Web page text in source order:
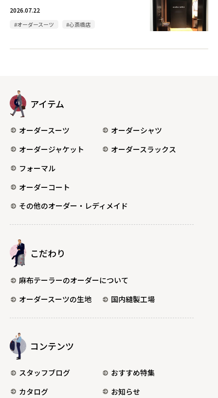
2026.07.22
#オーダースーツ #心斎橋店
アイテム
オーダースーツ
オーダーシャツ
オーダージャケット
オーダースラックス
フォーマル
オーダーコート
その他のオーダー・レディメイド
こだわり
麻布テーラーのオーダーについて
オーダースーツの生地
国内縫製工場
コンテンツ
スタッフブログ
おすすめ特集
カタログ
お知らせ